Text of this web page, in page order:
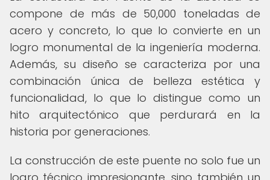
compone de más de 50,000 toneladas de
acero y concreto, lo que lo convierte en un
logro monumental de la ingeniería moderna.
Además, su diseño se caracteriza por una
combinación única de belleza estética y
funcionalidad, lo que lo distingue como un
hito arquitectónico que perdurará en la
historia por generaciones.
La construcción de este puente no solo fue un